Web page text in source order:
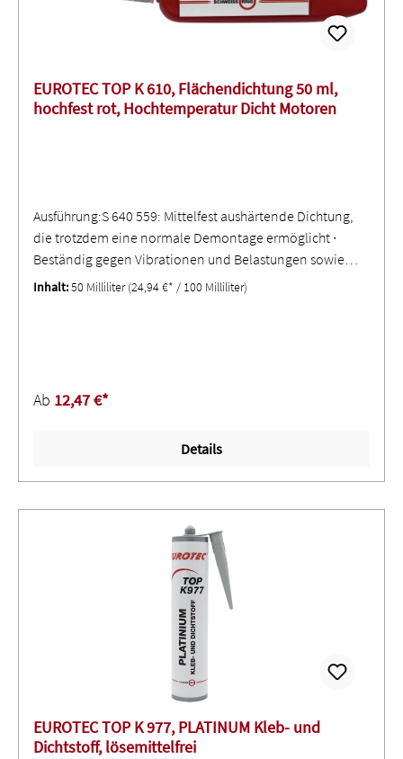
EUROTEC TOP K 610, Flächendichtung 50 ml,
hochfest rot, Hochtemperatur Dicht Motoren
Ausführung:S 640 559: Mittelfest aushärtende Dichtung,
die trotzdem eine normale Demontage ermöglicht ∙
Beständig gegen Vibrationen und Belastungen sowie
gegen Hitze, Öl und Flüssigkeiten ∙ Kann
und chemische Stoffe ∙ Mittlere ViskositätSignalwort:
ACHTUNGH317 Kann allergische Hautreaktionen
Kann die Atemwege reizen.
Inhalt:50 Milliliter(24,94 €* / 100 Milliliter)
Ab 12,47 €*
Details
EUROTEC TOP K 977, PLATINUM Kleb- und
Dichtstoff, lösemittelfrei